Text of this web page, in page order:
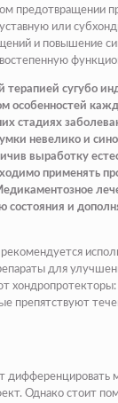
предотвращении
или
и повышение
сугубо
особенностей
стадиях
невелико и
выработку
применять
состояния и
для
препятствуют
дифференцировать
Однако стоит